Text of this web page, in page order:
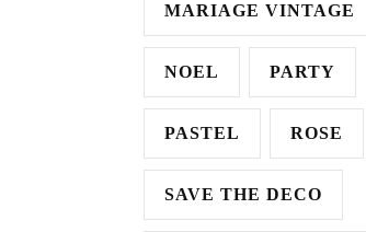
MARIAGE VINTAGE
NOEL PARTY
PASTEL ROSE
SAVE THE DECO